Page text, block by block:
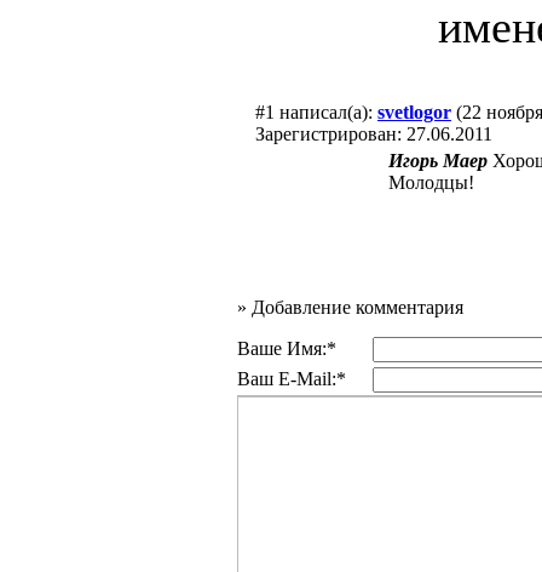
#1 написал(а): svetlogor (22
Зарегистрирован: 27.06.2011
Игорь Маер
Молодцы!
» Добавление комментария
Ваше Имя:*
Ваш E-Mail:*